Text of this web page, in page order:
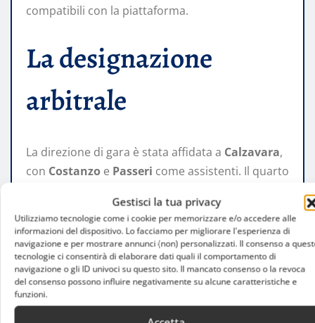
Gestisci la tua privacy
Utilizziamo tecnologie come i cookie per memorizzare e/o accedere alle
informazioni del dispositivo. Lo facciamo per migliorare l'esperienza di
navigazione e per mostrare annunci (non) personalizzati. Il consenso a
tecnologie ci consentirà di elaborare dati quali il comportamento di
navigazione o gli ID univoci su questo sito. Il mancato consenso o la revoca
del consenso possono influire negativamente su alcune caratteristiche e
funzioni.
compatibili con la piattaforma.
La designazione
arbitrale
La direzione di gara è stata affidata a Calzavara,
con Costanzo e Passeri come assistenti. Il quarto
Al VAR ci saràSantoro, conGiuanel ruolo di
AVAR. Una designazione che accompagnerà una
gara dal forte valore simbolico, soprattutto per il
contesto celebrativo in cui si giocherà.